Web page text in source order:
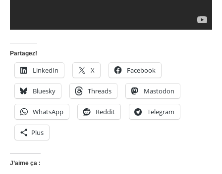
Partagez!
LinkedIn X Facebook
Bluesky Threads Mastodon
WhatsApp Reddit Telegram
Plus
J’aime ça :